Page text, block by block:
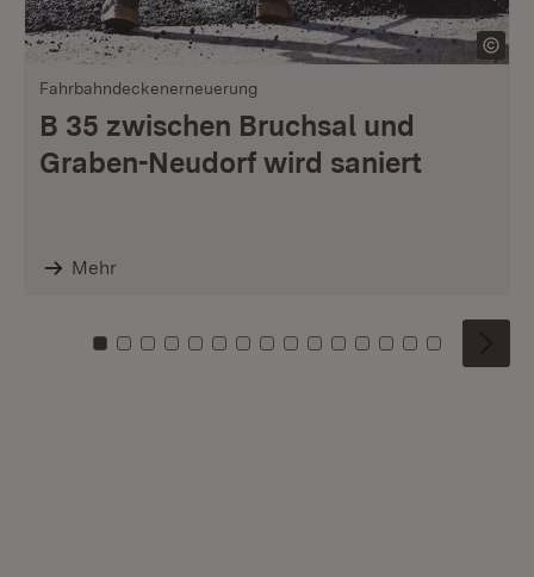
Fahrbahndeckenerneuerung
B 35 zwischen Bruchsal und
Graben-Neudorf wird saniert
Mehr
Zu Kachel: 0
Zu Kachel: 1
Zu Kachel: 2
Zu Kachel: 3
Zu Kachel: 4
Zu Kachel: 5
Zu Kachel: 6
Zu Kachel: 7
Zu Kachel: 8
Zu Kachel: 9
Zu Kachel: 10
Zu Kachel: 11
Zu Kachel: 12
Zu Kachel:
Zu